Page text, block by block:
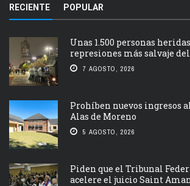
RECIENTE POPULAR
Unas 1.500 personas
represiones más salvaje
7 AGOSTO, 2026
Prohíben nuevos ingresos
Alas de Moreno
5 AGOSTO, 2026
Piden que el Tribunal
acelere el juicio Saint